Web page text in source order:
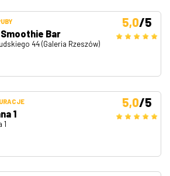
Smoothie Bar
44 (Galeria Rzeszów)
5,0/5
1
1
5,0/5